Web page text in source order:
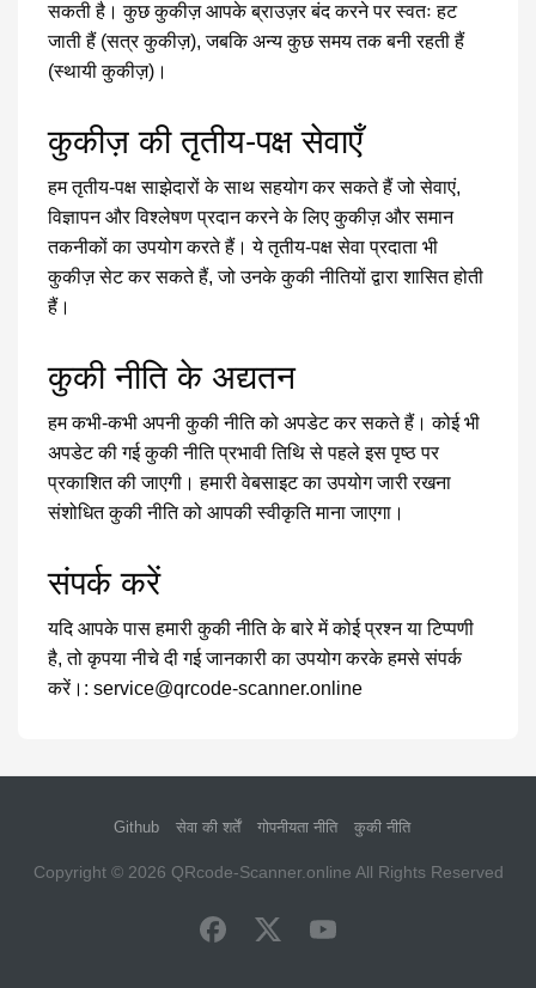
सकती है। कुछ कुकीज़ आपके ब्राउज़र बंद करने पर स्वतः हट
जाती हैं (सत्र कुकीज़), जबकि अन्य कुछ समय तक बनी रहती हैं
(स्थायी कुकीज़)।
कुकीज़ की तृतीय-पक्ष सेवाएँ
हम तृतीय-पक्ष साझेदारों के साथ सहयोग कर सकते हैं जो सेवाएं,
विज्ञापन और विश्लेषण प्रदान करने के लिए कुकीज़ और समान
तकनीकों का उपयोग करते हैं। ये तृतीय-पक्ष सेवा प्रदाता भी
कुकीज़ सेट कर सकते हैं, जो उनके कुकी नीतियों द्वारा शासित होती
हैं।
कुकी नीति के अद्यतन
हम कभी-कभी अपनी कुकी नीति को अपडेट कर सकते हैं। कोई भी
अपडेट की गई कुकी नीति प्रभावी तिथि से पहले इस पृष्ठ पर
प्रकाशित की जाएगी। हमारी वेबसाइट का उपयोग जारी रखना
संशोधित कुकी नीति को आपकी स्वीकृति माना जाएगा।
संपर्क करें
यदि आपके पास हमारी कुकी नीति के बारे में कोई प्रश्न या टिप्पणी
है, तो कृपया नीचे दी गई जानकारी का उपयोग करके हमसे संपर्क
करें।: service@qrcode-scanner.online
Github सेवा की शर्तें गोपनीयता नीति कुकी नीति
Copyright © 2026 QRcode-Scanner.online All Rights Reserved